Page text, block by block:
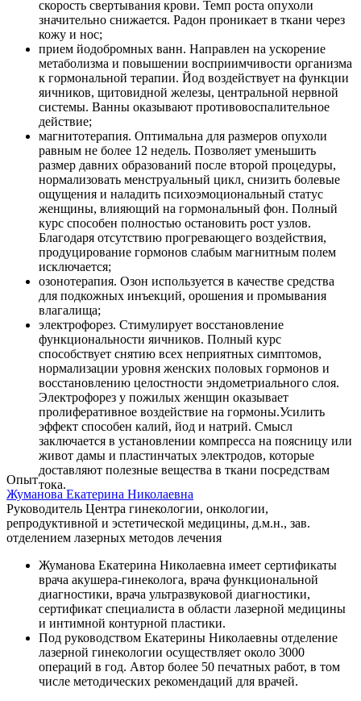
скорость свертывания крови. Темп роста опухоли
значительно снижается. Радон проникает в ткани через
кожу и нос;
прием йодобромных ванн. Направлен на ускорение
метаболизма и повышении восприимчивости организма
к гормональной терапии. Йод воздействует на функции
яичников, щитовидной железы, центральной нервной
системы. Ванны оказывают противовоспалительное
действие;
магнитотерапия. Оптимальна для размеров опухоли
равным не более 12 недель. Позволяет уменьшить
размер давних образований после второй процедуры,
нормализовать менструальный цикл, снизить болевые
ощущения и наладить психоэмоциональный статус
женщины, влияющий на гормональный фон. Полный
курс способен полностью остановить рост узлов.
Благодаря отсутствию прогревающего воздействия,
продуцирование гормонов слабым магнитным полем
исключается;
озонотерапия. Озон используется в качестве средства
для подкожных инъекций, орошения и промывания
влагалища;
электрофорез. Стимулирует восстановление
функциональности яичников. Полный курс
способствует снятию всех неприятных симптомов,
нормализации уровня женских половых гормонов и
восстановлению целостности эндометриального слоя.
Электрофорез у пожилых женщин оказывает
пролиферативное воздействие на гормоны.Усилить
эффект способен калий, йод и натрий. Смысл
заключается в установлении компресса на поясницу или
живот дамы и пластинчатых электродов, которые
доставляют полезные вещества в ткани посредствам
тока.
Опыт
Жуманова Екатерина Николаевна
Руководитель Центра гинекологии, онкологии,
репродуктивной и эстетической медицины, д.м.н., зав.
отделением лазерных методов лечения
Жуманова Екатерина Николаевна имеет сертификаты
врача акушера-гинеколога, врача функциональной
диагностики, врача ультразвуковой диагностики,
сертификат специалиста в области лазерной медицины
и интимной контурной пластики.
Под руководством Екатерины Николаевны отделение
лазерной гинекологии осуществляет около 3000
операций в год. Автор более 50 печатных работ, в том
числе методических рекомендаций для врачей.